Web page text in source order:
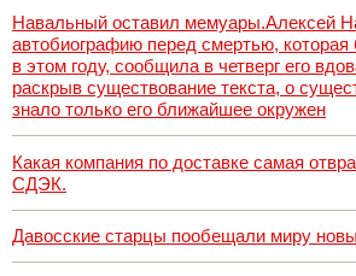
Навальный оставил мемуары.Алексей
автобиографию перед смертью, которая
в этом году, сообщила в четверг его
раскрыв существование текста, о
знало только его ближайшее окружен
Какая компания по доставке самая
СДЭК.
Давосские старцы пообещали миру